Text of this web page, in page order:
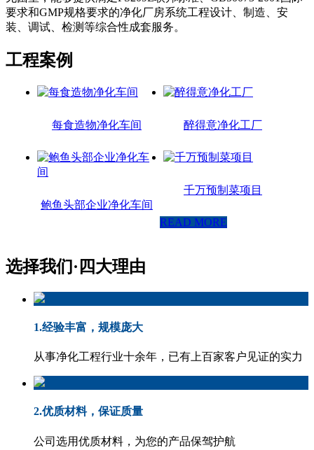
要求和GMP规格要求的净化厂房系统工程设计、制造、安
装、调试、检测等综合性成套服务。
工程案例
每食造物净化车间 醉得意净化工厂
鲍鱼头部企业净化车间
千万预制菜项目
READ MORE
选择我们· 四大理由
1.经验丰富，规模庞大
从事净化工程行业十余年，已有上百家客户见证的实力
2.优质材料，保证质量
公司选用优质材料，为您的产品保驾护航